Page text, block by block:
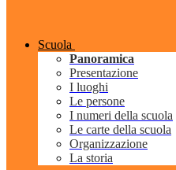
Scuola
Panoramica
Presentazione
I luoghi
Le persone
I numeri della scuola
Le carte della scuola
Organizzazione
La storia